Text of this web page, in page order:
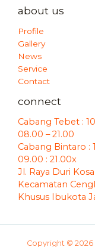
about us
Profile
Gallery
News
Service
Contact
connect
Cabang Tebet :
08.00 – 21.00
Cabang Bintaro :
09.00 : 21.00x
Jl. Raya Duri
Kecamatan
Khusus Ibukota
Copyright ©